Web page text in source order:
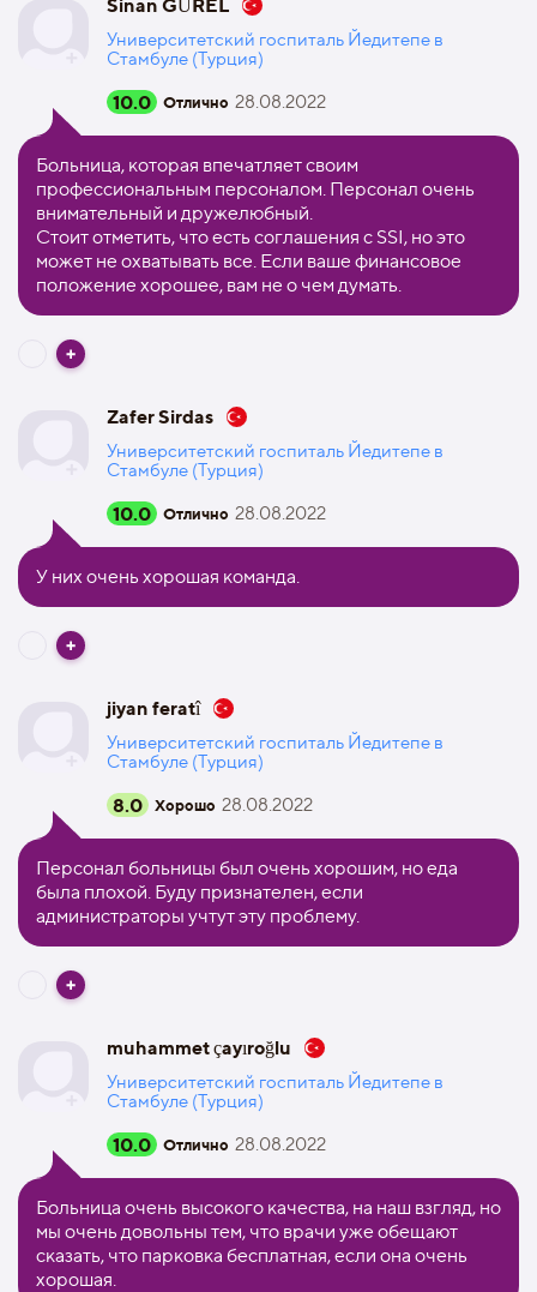
Sinan GÜREL
Университетский госпиталь Йедитепе в
Стамбуле (Турция)
10.0 Отлично 28.08.2022
Больница, которая впечатляет своим
профессиональным персоналом. Персонал очень
внимательный и дружелюбный.
Стоит отметить, что есть соглашения с SSI, но это
может не охватывать все. Если ваше финансовое
положение хорошее, вам не о чем думать.
Zafer Sirdas
Университетский госпиталь Йедитепе в
Стамбуле (Турция)
10.0 Отлично 28.08.2022
У них очень хорошая команда.
jiyan feratî
Университетский госпиталь Йедитепе в
Стамбуле (Турция)
8.0 Хорошо 28.08.2022
Персонал больницы был очень хорошим, но еда
была плохой. Буду признателен, если
администраторы учтут эту проблему.
muhammet çayıroğlu
Университетский госпиталь Йедитепе в
Стамбуле (Турция)
10.0 Отлично 28.08.2022
Больница очень высокого качества, на наш взгляд, но
мы очень довольны тем, что врачи уже обещают
сказать, что парковка бесплатная, если она очень
хорошая.